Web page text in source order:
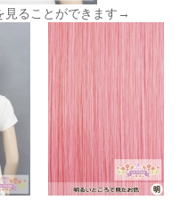
見ることができます→